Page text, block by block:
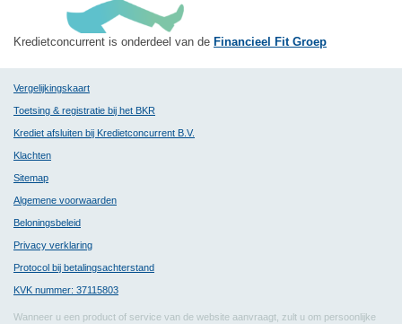
Kredietconcurrent is onderdeel van de Financieel Fit Groep
Vergelijkingskaart
Toetsing & registratie bij het BKR
Krediet afsluiten bij Kredietconcurrent B.V.
Klachten
Sitemap
Algemene voorwaarden
Beloningsbeleid
Privacy verklaring
Protocol bij betalingsachterstand
KVK nummer: 37115803
Wanneer u een product of service van de website aanvraagt, zult u om persoonlijke